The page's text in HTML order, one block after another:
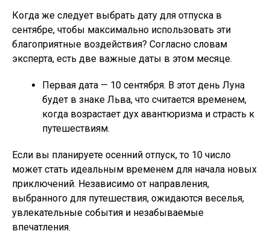
Когда же следует выбрать дату для отпуска в
сентябре, чтобы максимально использовать эти
благоприятные воздействия? Согласно словам
эксперта, есть две важные даты в этом месяце.
Первая дата — 10 сентября. В этот день Луна
будет в знаке Льва, что считается временем,
когда возрастает дух авантюризма и страсть к
путешествиям.
Если вы планируете осенний отпуск, то 10 число
может стать идеальным временем для начала новых
приключений. Независимо от направления,
выбранного для путешествия, ожидаются веселья,
увлекательные события и незабываемые
впечатления.